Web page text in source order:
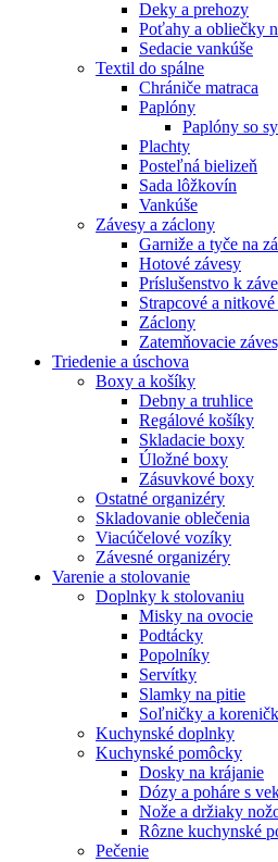
Deky a prehozy
Poťahy a obliečky
Sedacie vankúše
Textil do spálne
Chrániče matraca
Paplóny
Paplóny so
Plachty
Posteľná bielizeň
Sada lôžkovín
Vankúše
Závesy a záclony
Garniže a tyče na
Hotové závesy
Príslušenstvo k
Strapcové a
Záclony
Zatemňovacie
Triedenie a úschova
Boxy a košíky
Debny a truhlice
Regálové košíky
Skladacie boxy
Úložné boxy
Zásuvkové boxy
Ostatné organizéry
Skladovanie oblečenia
Viacúčelové vozíky
Závesné organizéry
Varenie a stolovanie
Doplnky k stolovaniu
Misky na ovocie
Podtácky
Popolníky
Servítky
Slamky na pitie
Soľničky a
Kuchynské doplnky
Kuchynské pomôcky
Dosky na krájanie
Dózy a poháre s
Nože a držiaky
Rôzne kuchynské
Pečenie